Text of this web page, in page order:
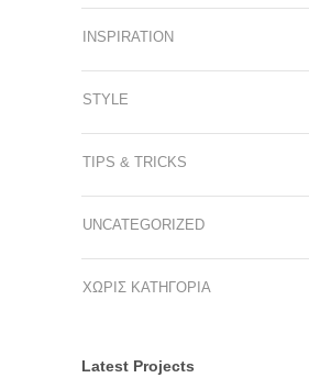
INSPIRATION
STYLE
TIPS & TRICKS
UNCATEGORIZED
ΧΩΡΊΣ ΚΑΤΗΓΟΡΊΑ
Latest Projects